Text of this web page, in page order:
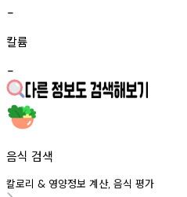
-
칼륨
-
음식 검색
칼로리 & 영양정보 계산, 음식 평가